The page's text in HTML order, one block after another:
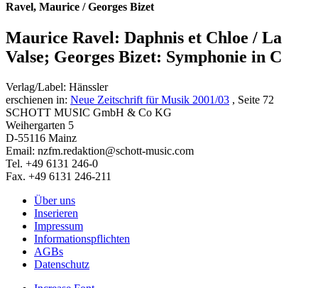
Ravel, Maurice / Georges Bizet
Maurice Ravel: Daphnis et Chloe / La
Valse; Georges Bizet: Symphonie in C
Verlag/Label: Hänssler
erschienen in: Neue Zeitschrift für Musik 2001/03 , Seite 72
SCHOTT MUSIC GmbH & Co KG
Weihergarten 5
D-55116 Mainz
Email: nzfm.redaktion@schott-music.com
Tel. +49 6131 246-0
Fax. +49 6131 246-211
Über uns
Inserieren
Impressum
Informationspflichten
AGBs
Datenschutz